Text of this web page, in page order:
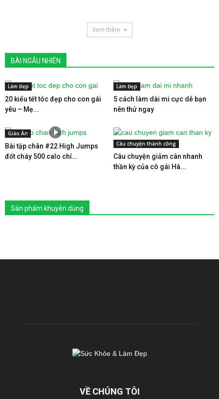
Xem thêm
BÀI NGẪU NHIÊN
Làm Đẹp
20 kiểu tết tóc đẹp cho con gái
yêu – Mẹ...
Làm Đẹp
5 cách làm dài mi cực dễ bạn
nên thử ngay
Giáo Án
Bài tập chân #22 High Jumps
đốt cháy 500 calo chỉ...
Câu chuyện thành công
Câu chuyện giảm cân nhanh
thần kỳ của cô gái Hà...
Sản phẩm khuyên dùng
VỀ CHÚNG TÔI